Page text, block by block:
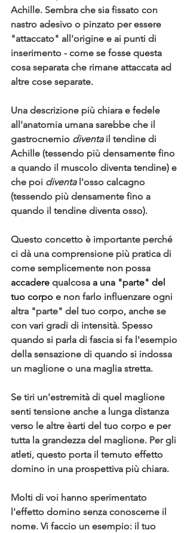
Achille. Sembra che sia fissato con
nastro adesivo o pinzato per essere
"attaccato" all'origine e ai punti di
inserimento - come se fosse questa
cosa separata che rimane attaccata ad
altre cose separate.
Una descrizione più chiara e fedele
all'anatomia umana sarebbe che il
gastrocnemio diventa il tendine di
Achille (tessendo più densamente fino
a quando il muscolo diventa tendine) e
che poi diventa l'osso calcagno
(tessendo più densamente fino a
quando il tendine diventa osso).
Questo concetto è importante perché
ci dà una comprensione più pratica di
come semplicemente non possa
accadere qualcosa a una "parte" del
tuo corpo e non farlo influenzare ogni
altra "parte" del tuo corpo, anche se
con vari gradi di intensità. Spesso
quando si parla di fascia si fa l'esempio
della sensazione di quando si indossa
un maglione o una maglia stretta.
Se tiri un'estremità di quel maglione
senti tensione anche a lunga distanza
verso le altre èarti del tuo corpo e per
tutta la grandezza del maglione. Per gli
atleti, questo porta il temuto effetto
domino in una prospettiva più chiara.
Molti di voi hanno sperimentato
l'effetto domino senza conoscerne il
nome. Vi faccio un esempio: il tuo